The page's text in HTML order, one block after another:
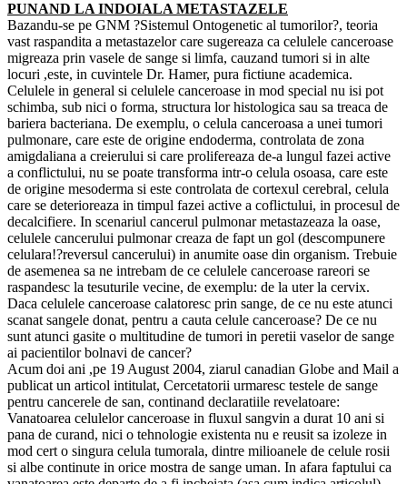
PUNAND LA INDOIALA METASTAZELE
Bazandu-se pe GNM ?Sistemul Ontogenetic al tumorilor?, teoria
vast raspandita a metastazelor care sugereaza ca celulele canceroase
migreaza prin vasele de sange si limfa, cauzand tumori si in alte
locuri ,este, in cuvintele Dr. Hamer, pura fictiune academica.
Celulele in general si celulele canceroase in mod special nu isi pot
schimba, sub nici o forma, structura lor histologica sau sa treaca de
bariera bacteriana. De exemplu, o celula canceroasa a unei tumori
pulmonare, care este de origine endoderma, controlata de zona
amigdaliana a creierului si care prolifereaza de-a lungul fazei active
a conflictului, nu se poate transforma intr-o celula osoasa, care este
de origine mesoderma si este controlata de cortexul cerebral, celula
care se deterioreaza in timpul fazei active a coflictului, in procesul de
decalcifiere. In scenariul cancerul pulmonar metastazeaza la oase,
celulele cancerului pulmonar creaza de fapt un gol (descompunere
celulara!?reversul cancerului) in anumite oase din organism. Trebuie
de asemenea sa ne intrebam de ce celulele canceroase rareori se
raspandesc la tesuturile vecine, de exemplu: de la uter la cervix.
Daca celulele canceroase calatoresc prin sange, de ce nu este atunci
scanat sangele donat, pentru a cauta celule canceroase? De ce nu
sunt atunci gasite o multitudine de tumori in peretii vaselor de sange
ai pacientilor bolnavi de cancer?
Acum doi ani ,pe 19 August 2004, ziarul canadian Globe and Mail a
publicat un articol intitulat, Cercetatorii urmaresc testele de sange
pentru cancerele de san, continand declaratiile revelatoare:
Vanatoarea celulelor canceroase in fluxul sangvin a durat 10 ani si
pana de curand, nici o tehnologie existenta nu e reusit sa izoleze in
mod cert o singura celula tumorala, dintre milioanele de celule rosii
si albe continute in orice mostra de sange uman. In afara faptului ca